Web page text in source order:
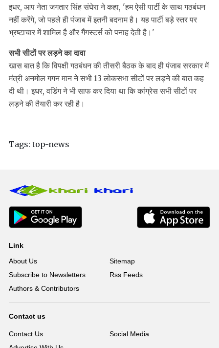
इधर, आप नेता जगतार सिंह संघेरा ने कहा, 'हम ऐसी पार्टी के साथ गठबंधन
नहीं करेंगे, जो पहले ही पंजाब में इतनी बदनाम है। यह पार्टी बड़े स्तर पर
भ्रष्टाचार में शामिल है और गैंगस्टर्स को पनाह देती है।'
सभी सीटों पर लड़ने का दावा
खास बात है कि विपक्षी गठबंधन की तीसरी बैठक के बाद ही पंजाब सरकार में
मंत्री अनमोल गगन मान ने सभी 13 लोकसभा सीटों पर लड़ने की बात कह
दी थी। इधर, वडिंग ने भी साफ कर दिया था कि कांग्रेस सभी सीटों पर
लड़ने की तैयारी कर रही है।
Tags: top-news
Link
About Us
Sitemap
Subscribe to Newsletters
Rss Feeds
Authors & Contributors
Contact us
Contact Us
Social Media